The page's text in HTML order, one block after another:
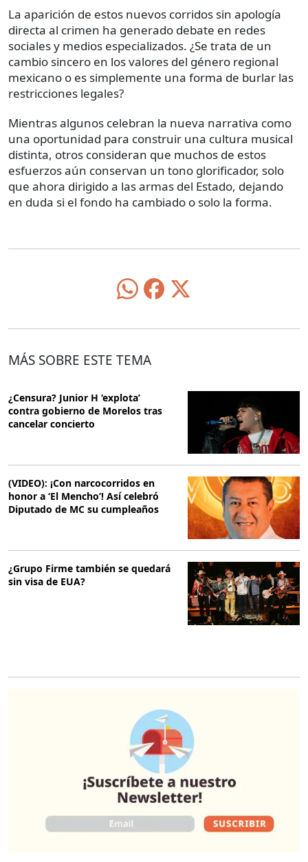
La aparición de estos nuevos corridos sin apología
directa al crimen ha generado debate en redes
sociales y medios especializados. ¿Se trata de un
cambio sincero en los valores del género regional
mexicano o es simplemente una forma de burlar las
restricciones legales?
Mientras algunos celebran la nueva narrativa como
una oportunidad para construir una cultura musical
distinta, otros consideran que muchos de estos
esfuerzos aún conservan un tono glorificador, solo
que ahora dirigido a las armas del Estado, dejando
en duda si el fondo ha cambiado o solo la forma.
MÁS SOBRE ESTE TEMA
¿Censura? Junior H ‘explota’
contra gobierno de Morelos tras
cancelar concierto
(VIDEO): ¡Con narcocorridos en
honor a ‘El Mencho’! Así celebró
Diputado de MC su cumpleaños
¿Grupo Firme también se quedará
sin visa de EUA?